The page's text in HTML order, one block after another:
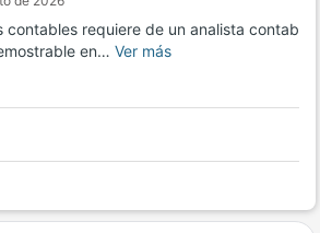
contables requiere de un analista contab
en… Ver más